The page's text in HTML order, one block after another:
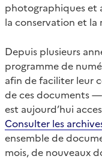
photographiques et
la conservation et la
Depuis plusieurs
programme de
afin de faciliter leur
de ces documents
est aujourd’hui
Consulter les
ensemble de
mois, de nouveaux